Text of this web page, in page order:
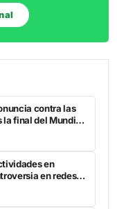
contra las
final del Mundial
en
en redes